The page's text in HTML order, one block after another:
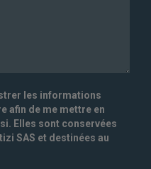
les informations
afin de me mettre en
Elles sont conservées
SAS et destinées au